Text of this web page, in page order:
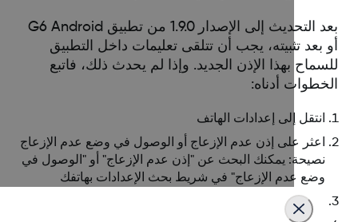
بعد التحديث إلى الإصدار 1.9.0 من تطبيق G6 Android
بعد تثبيته، يجب أن تتلقى تعليمات داخل التطبيق
بهذا الإذن الجديد. وإذا لم يحدث ذلك، فاتبع
أدناه:
انتقل إلى إعدادات الهاتف
اعثر على إذن عدم الإزعاج أو الوصول في وضع عدم الإزعاج
نصيحة: يمكنك البحث عن "إذن عدم الإزعاج" أو "الوصول في
وضع عدم الإزعاج" في شريط بحث الإعدادات بهاتفك
اعثر على تطبيق Dexcom G6 واختره